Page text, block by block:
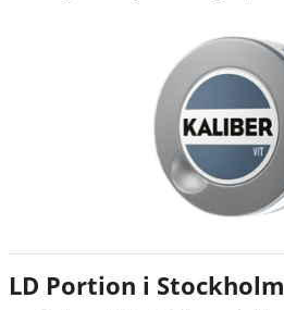
LD Portion i Stockholm